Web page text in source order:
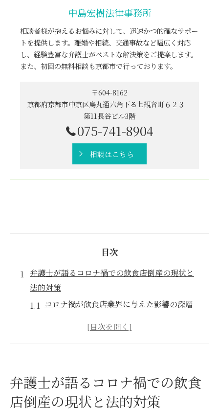
中島宏樹法律事務所
相談者様が抱えるお悩みに対して、迅速かつ的確なサポー
トを提供します。離婚や相続、交通事故など幅広く対応
し、経験豊富な弁護士がベストな解決策をご提案します。
また、初回の無料相談も京都市で行っております。
〒604-8162
京都府京都市中京区烏丸通六角下る七観音町６２３
第11長谷ビル3階
075-741-8904
相談はこちら
目次
弁護士が語るコロナ禍での飲食店倒産の現状と
法的対策
コロナ禍が飲食店業界に与えた影響の深層
知識
飲食店経営者が直面する法的問題とその対
弁護士が語るコロナ禍での飲食
店倒産の現状と法的対策